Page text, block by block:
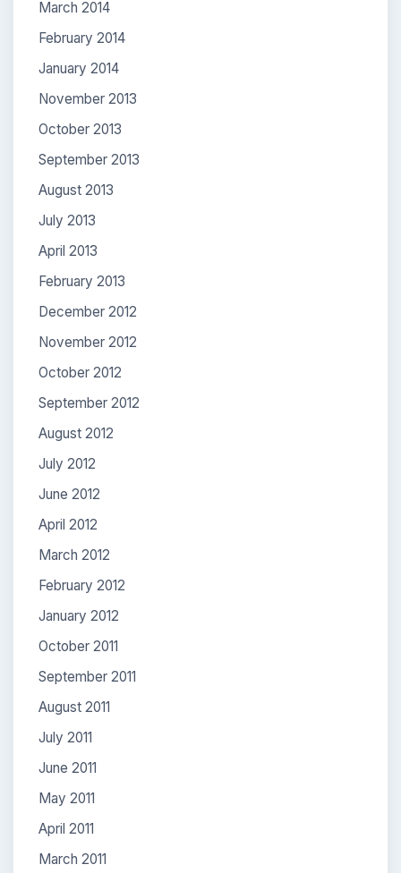
March 2014
February 2014
January 2014
November 2013
October 2013
September 2013
August 2013
July 2013
April 2013
February 2013
December 2012
November 2012
October 2012
September 2012
August 2012
July 2012
June 2012
April 2012
March 2012
February 2012
January 2012
October 2011
September 2011
August 2011
July 2011
June 2011
May 2011
April 2011
March 2011